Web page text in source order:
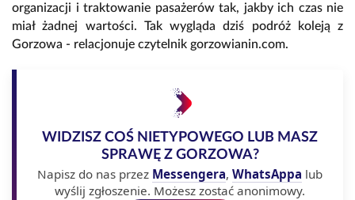
organizacji i traktowanie pasażerów tak, jakby ich czas nie
miał żadnej wartości. Tak wygląda dziś podróż koleją z
Gorzowa - relacjonuje czytelnik gorzowianin.com.
WIDZISZ COŚ NIETYPOWEGO LUB MASZ
SPRAWĘ Z GORZOWA?
Napisz do nas przez Messengera, WhatsAppa lub
wyślij zgłoszenie. Możesz zostać anonimowy.